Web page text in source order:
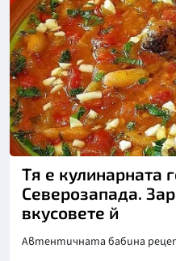
Тя е кулинарната
Северозапада.
вкусовете й
Автентичната бабина